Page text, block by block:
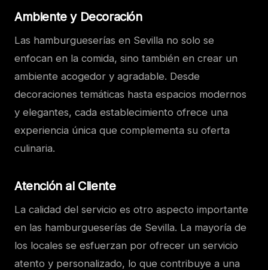
Ambiente y Decoración
Las hamburgueserías en Sevilla no solo se
enfocan en la comida, sino también en crear un
ambiente acogedor y agradable. Desde
decoraciones temáticas hasta espacios modernos
y elegantes, cada establecimiento ofrece una
experiencia única que complementa su oferta
culinaria.
Atención al Cliente
La calidad del servicio es otro aspecto importante
en las hamburgueserías de Sevilla. La mayoría de
los locales se esfuerzan por ofrecer un servicio
atento y personalizado, lo que contribuye a una